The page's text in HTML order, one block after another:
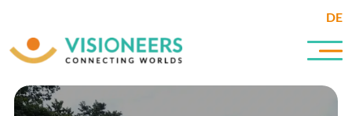
DE